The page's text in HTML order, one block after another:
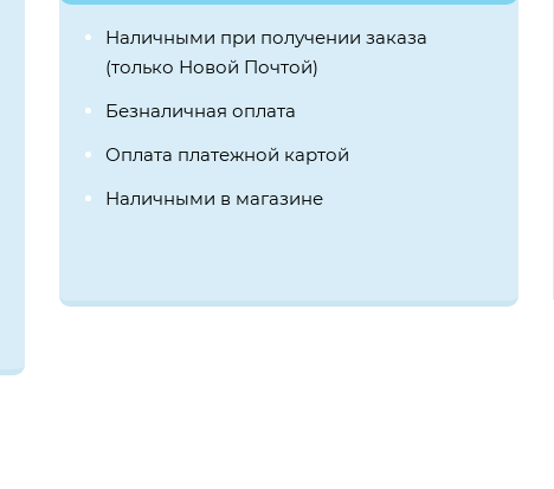
Наличными при получении заказа
(только Новой Почтой)
Безналичная оплата
Оплата платежной картой
Наличными в магазине